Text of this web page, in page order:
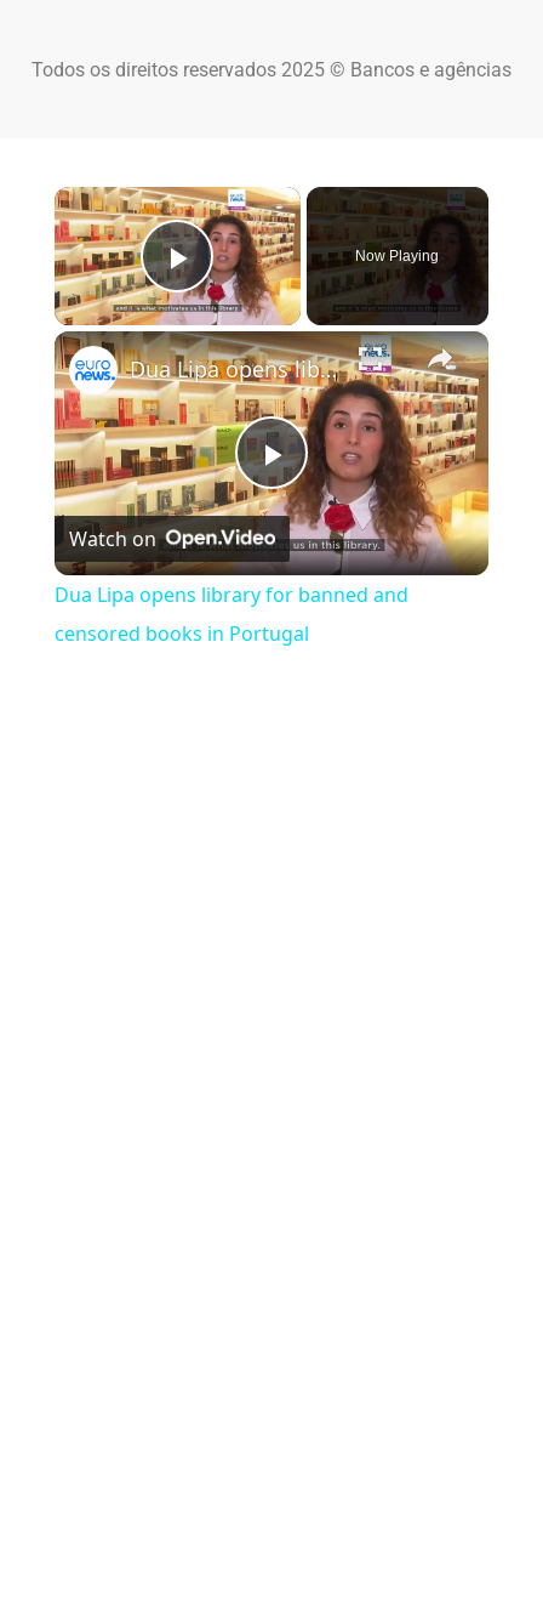
Todos os direitos reservados 2025 © Bancos e agências
×
Play Video
Now Playing
×
Play Video
Dua Lipa opens library for banned and censored books in Portugal
Watch on
Dua Lipa opens library for banned and
censored books in Portugal